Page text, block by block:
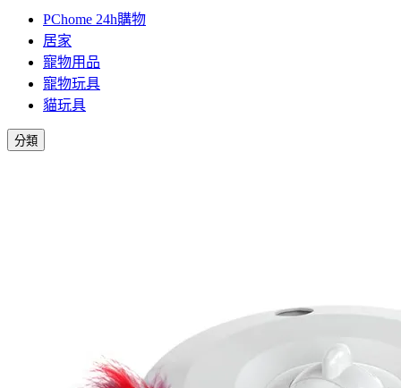
PChome 24h購物
居家
寵物用品
寵物玩具
貓玩具
分類